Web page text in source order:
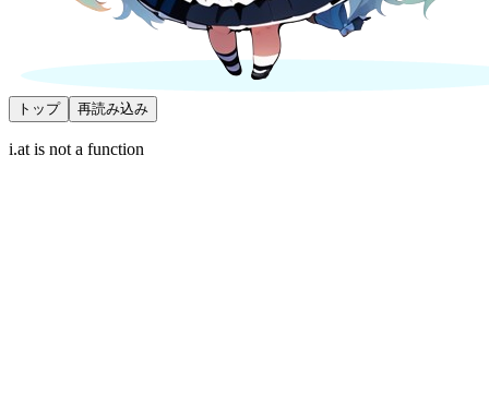
トップ 再読み込み
i.at is not a function